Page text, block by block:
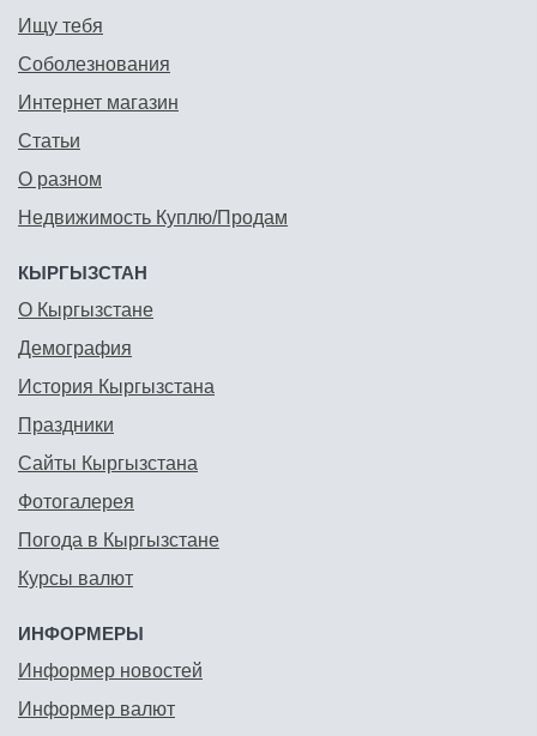
Ищу тебя
Соболезнования
Интернет магазин
Статьи
О разном
Недвижимость Куплю/Продам
КЫРГЫЗСТАН
О Кыргызстане
Демография
История Кыргызстана
Праздники
Сайты Кыргызстана
Фотогалерея
Погода в Кыргызстане
Курсы валют
ИНФОРМЕРЫ
Информер новостей
Информер валют